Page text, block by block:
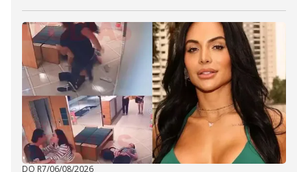
DO R7/06/08/2026